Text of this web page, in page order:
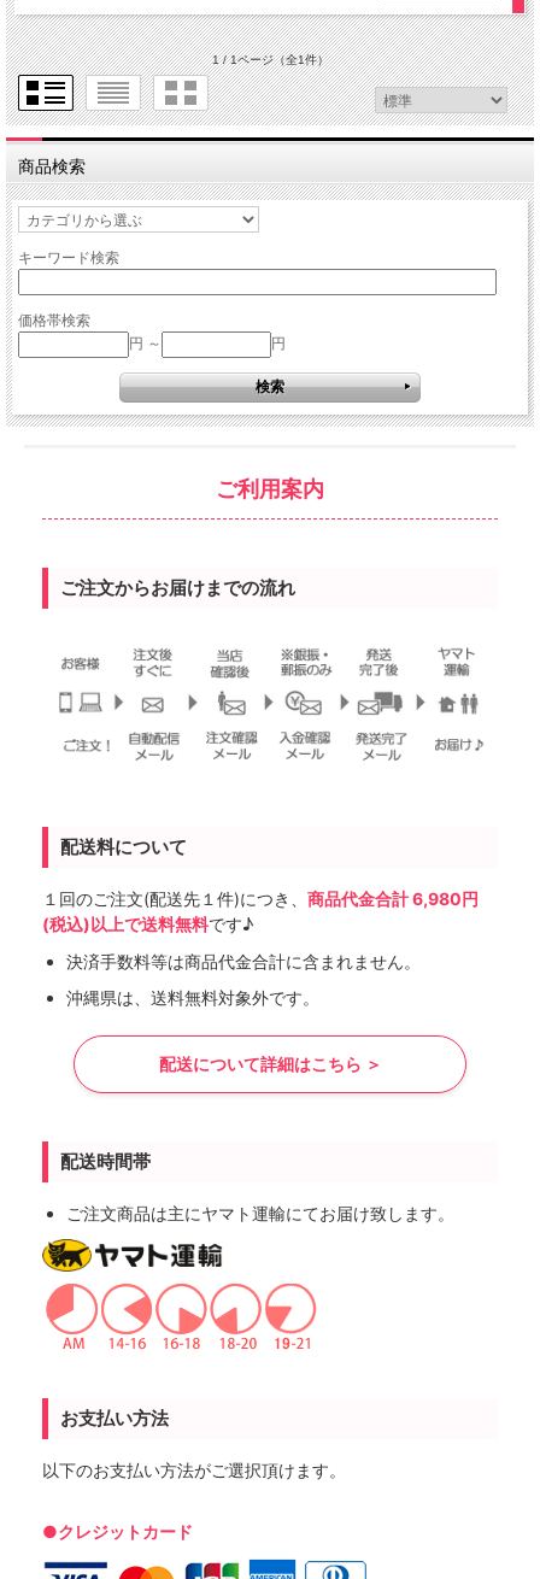
1 / 1ページ（全1件）
商品検索
キーワード検索
価格帯検索
円 ～
円
ご利用案内
ご注文からお届けまでの流れ
配送料について
１回のご注文(配送先１件)につき、 商品代金合計 6,980円
(税込)以上で送料無料です♪
決済手数料等は商品代金合計に含まれません。
沖縄県は、送料無料対象外です。
配送について詳細はこちら ＞
配送時間帯
ご注文商品は主にヤマト運輸にてお届け致します。
お支払い方法
以下のお支払い方法がご選択頂けます。
●クレジットカード